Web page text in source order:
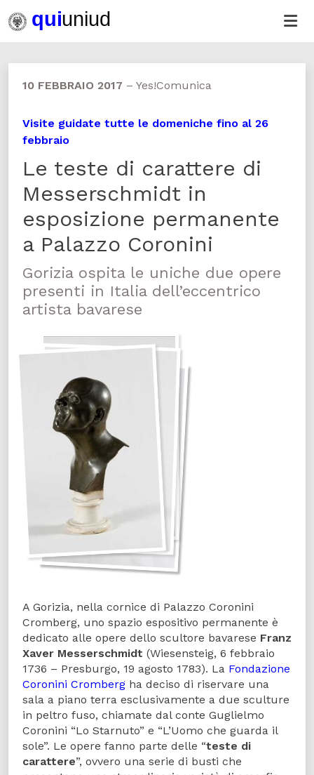
10 FEBBRAIO 2017 – Yes!Comunica
Visite guidate tutte le domeniche fino al 26
febbraio
Le teste di carattere di
Messerschmidt in
esposizione permanente
a Palazzo Coronini
Gorizia ospita le uniche due opere
presenti in Italia dell’eccentrico
artista bavarese
A Gorizia, nella cornice di Palazzo Coronini
Cromberg, uno spazio espositivo permanente è
dedicato alle opere dello scultore bavarese Franz
Xaver Messerschmidt (Wiesensteig, 6 febbraio
1736 – Presburgo, 19 agosto 1783). La Fondazione
Coronini Cromberg ha deciso di riservare una
sala a piano terra esclusivamente a due sculture
in peltro fuso, chiamate dal conte Guglielmo
Coronini “Lo Starnuto” e “L’Uomo che guarda il
sole”. Le opere fanno parte delle “teste di
carattere”, ovvero una serie di busti che